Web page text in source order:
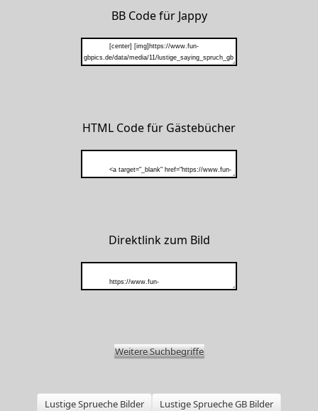
BB Code für Jappy
HTML Code für Gästebücher
Direktlink zum Bild
Weitere Suchbegriffe
Lustige Sprueche Bilder
Lustige Sprueche GB Bilder